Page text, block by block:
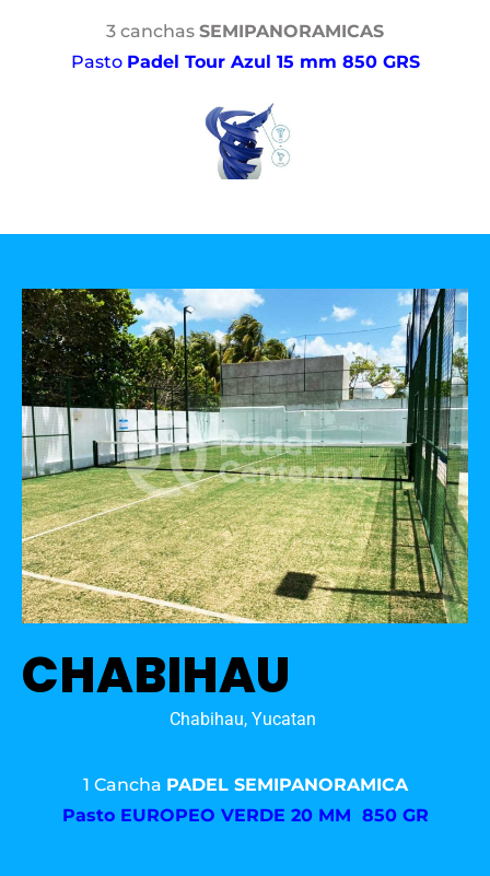
3 canchas SEMIPANORAMICAS
Pasto Padel Tour Azul 15 mm 850 GRS
CHABIHAU
Chabihau, Yucatan
1 Cancha PADEL SEMIPANORAMICA
Pasto EUROPEO VERDE 20 MM 850 GR